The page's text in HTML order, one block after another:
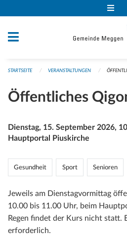
STARTSEITE VERANSTALTUNGEN
Öffentliches
Dienstag, 15. September 2026,
Hauptportal Piuskirche
Gesundheit Sport Senioren
Jeweils am Dienstagvormittag
10.00 bis 11.00 Uhr, beim
Regen findet der Kurs nicht statt.
erforderlich.